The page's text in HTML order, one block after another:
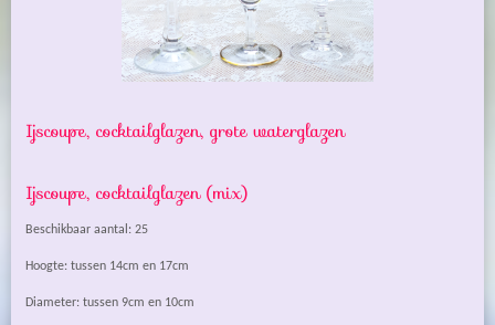
Ijscoupe, cocktailglazen, grote waterglazen
Ijscoupe, cocktailglazen (mix)
Beschikbaar aantal: 25
Hoogte: tussen 14cm en 17cm
Diameter: tussen 9cm en 10cm